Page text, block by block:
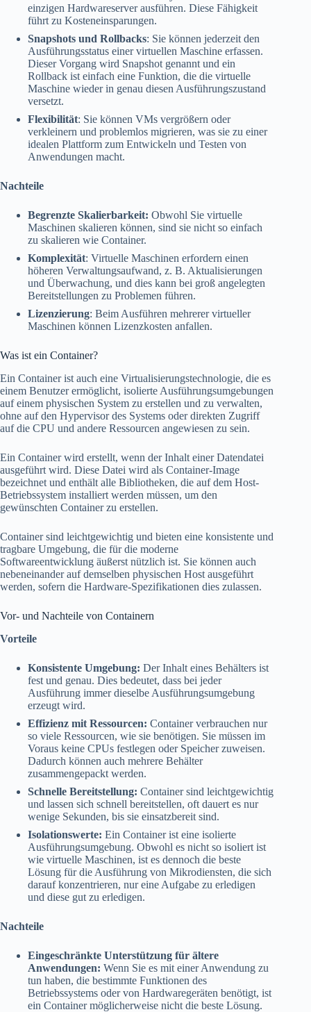
einzigen Hardwareserver ausführen. Diese Fähigkeit
führt zu Kosteneinsparungen.
Snapshots und Rollbacks: Sie können jederzeit den
Ausführungsstatus einer virtuellen Maschine erfassen.
Dieser Vorgang wird Snapshot genannt und ein
Rollback ist einfach eine Funktion, die die virtuelle
Maschine wieder in genau diesen Ausführungszustand
versetzt.
Flexibilität: Sie können VMs vergrößern oder
verkleinern und problemlos migrieren, was sie zu einer
idealen Plattform zum Entwickeln und Testen von
Anwendungen macht.
Nachteile
Begrenzte Skalierbarkeit: Obwohl Sie virtuelle
Maschinen skalieren können, sind sie nicht so einfach
zu skalieren wie Container.
Komplexität: Virtuelle Maschinen erfordern einen
höheren Verwaltungsaufwand, z. B. Aktualisierungen
und Überwachung, und dies kann bei groß angelegten
Bereitstellungen zu Problemen führen.
Lizenzierung: Beim Ausführen mehrerer virtueller
Maschinen können Lizenzkosten anfallen.
Was ist ein Container?
Ein Container ist auch eine Virtualisierungstechnologie, die es
einem Benutzer ermöglicht, isolierte Ausführungsumgebungen
auf einem physischen System zu erstellen und zu verwalten,
ohne auf den Hypervisor des Systems oder direkten Zugriff
auf die CPU und andere Ressourcen angewiesen zu sein.
Ein Container wird erstellt, wenn der Inhalt einer Datendatei
ausgeführt wird. Diese Datei wird als Container-Image
bezeichnet und enthält alle Bibliotheken, die auf dem Host-
Betriebssystem installiert werden müssen, um den
gewünschten Container zu erstellen.
Container sind leichtgewichtig und bieten eine konsistente und
tragbare Umgebung, die für die moderne
Softwareentwicklung äußerst nützlich ist. Sie können auch
nebeneinander auf demselben physischen Host ausgeführt
werden, sofern die Hardware-Spezifikationen dies zulassen.
Vor- und Nachteile von Containern
Vorteile
Konsistente Umgebung: Der Inhalt eines Behälters ist
fest und genau. Dies bedeutet, dass bei jeder
Ausführung immer dieselbe Ausführungsumgebung
erzeugt wird.
Effizienz mit Ressourcen: Container verbrauchen nur
so viele Ressourcen, wie sie benötigen. Sie müssen im
Voraus keine CPUs festlegen oder Speicher zuweisen.
Dadurch können auch mehrere Behälter
zusammengepackt werden.
Schnelle Bereitstellung: Container sind leichtgewichtig
und lassen sich schnell bereitstellen, oft dauert es nur
wenige Sekunden, bis sie einsatzbereit sind.
Isolationswerte: Ein Container ist eine isolierte
Ausführungsumgebung. Obwohl es nicht so isoliert ist
wie virtuelle Maschinen, ist es dennoch die beste
Lösung für die Ausführung von Mikrodiensten, die sich
darauf konzentrieren, nur eine Aufgabe zu erledigen
und diese gut zu erledigen.
Nachteile
Eingeschränkte Unterstützung für ältere
Anwendungen: Wenn Sie es mit einer Anwendung zu
tun haben, die bestimmte Funktionen des
Betriebssystems oder von Hardwaregeräten benötigt, ist
ein Container möglicherweise nicht die beste Lösung.